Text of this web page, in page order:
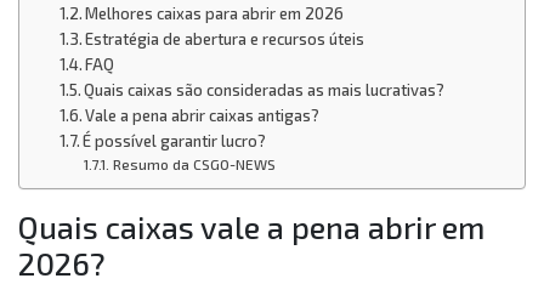
Melhores caixas para abrir em 2026
Estratégia de abertura e recursos úteis
FAQ
Quais caixas são consideradas as mais lucrativas?
Vale a pena abrir caixas antigas?
É possível garantir lucro?
Resumo da CSGO-NEWS
Quais caixas vale a pena abrir em
2026?